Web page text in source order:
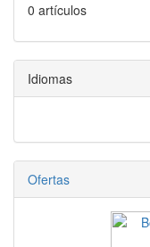
0 artículos
Idiomas
Ofertas